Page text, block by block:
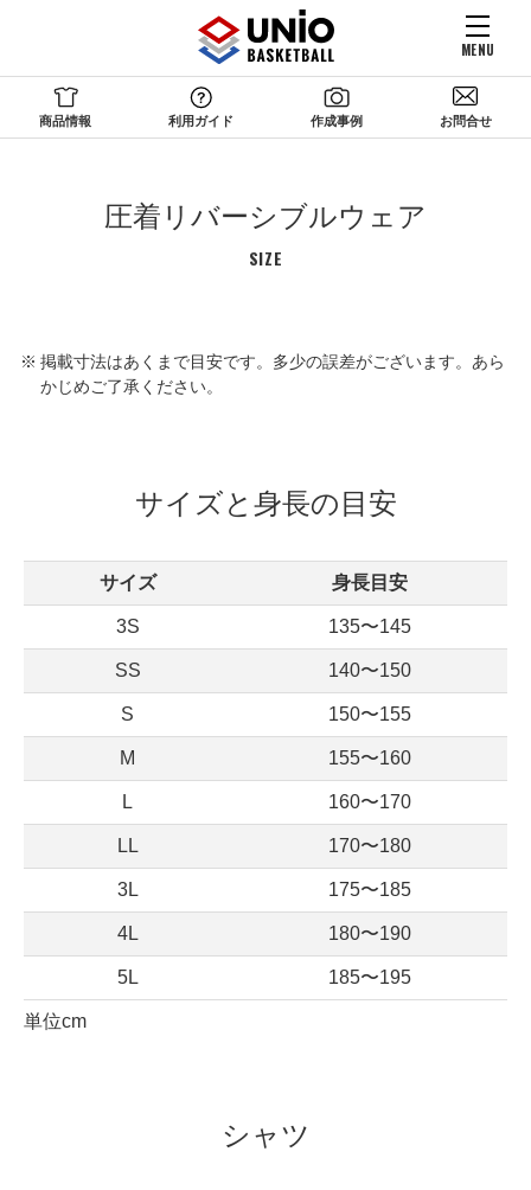
MENU
商品情報 利用ガイド 作成事例 お問合せ
圧着リバーシブルウェア
SIZE
掲載寸法はあくまで目安です。多少の誤差がございます。あら
かじめご了承ください。
サイズと身長の目安
サイズ 身長目安
3S 135〜145
SS 140〜150
S 150〜155
M 155〜160
L 160〜170
LL 170〜180
3L 175〜185
4L 180〜190
5L 185〜195
単位cm
シャツ